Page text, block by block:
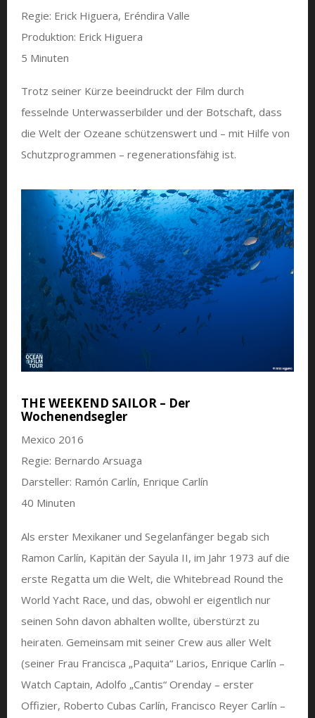
Regie: Erick Higuera, Eréndira Valle
Produktion: Erick Higuera
5 Minuten
Trotz seiner Kürze beeindruckt der Film durch
fesselnde Unterwasserbilder und der Botschaft, dass
die Welt der Ozeane schützenswert und – mit Hilfe von
Schutzprogrammen – regenerationsfähig ist.
THE WEEKEND SAILOR – Der
Wochenendsegler
Mexico 2016
Regie: Bernardo Arsuaga
Darsteller: Ramón Carlín, Enrique Carlín
40 Minuten
Als erster Mexikaner und Segelanfänger begab sich
Ramon Carlín, Kapitän der Sayula II, im Jahr 1973 auf die
erste Regatta um die Welt, die Whitebread Round the
World Yacht Race, und das, obwohl er eigentlich nur
seinen Sohn davon abhalten wollte, überstürzt zu
heiraten. Gemeinsam mit seiner Crew aus aller Welt
(seiner Frau Francisca „Paquita“ Larios, Enrique Carlín –
Watch Captain, Adolfo „Cantis“ Orenday – erster
Offizier, Roberto Cubas Carlín, Francisco Reyer Carlín –